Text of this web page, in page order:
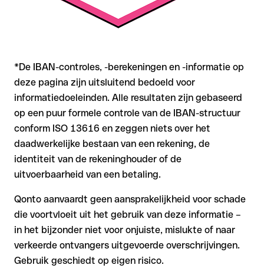
*De IBAN-controles, -berekeningen en -informatie op
deze pagina zijn uitsluitend bedoeld voor
informatiedoeleinden. Alle resultaten zijn gebaseerd
op een puur formele controle van de IBAN-structuur
conform ISO 13616 en zeggen niets over het
daadwerkelijke bestaan van een rekening, de
identiteit van de rekeninghouder of de
uitvoerbaarheid van een betaling.
Qonto aanvaardt geen aansprakelijkheid voor schade
die voortvloeit uit het gebruik van deze informatie –
in het bijzonder niet voor onjuiste, mislukte of naar
verkeerde ontvangers uitgevoerde overschrijvingen.
Gebruik geschiedt op eigen risico.